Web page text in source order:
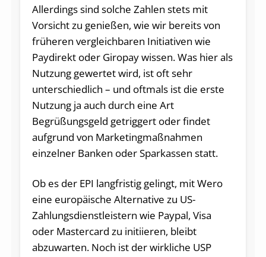
Allerdings sind solche Zahlen stets mit
Vorsicht zu genießen, wie wir bereits von
früheren vergleichbaren Initiativen wie
Paydirekt oder Giropay wissen. Was hier als
Nutzung gewertet wird, ist oft sehr
unterschiedlich – und oftmals ist die erste
Nutzung ja auch durch eine Art
Begrüßungsgeld getriggert oder findet
aufgrund von Marketingmaßnahmen
einzelner Banken oder Sparkassen statt.
Ob es der EPI langfristig gelingt, mit Wero
eine europäische Alternative zu US-
Zahlungsdienstleistern wie Paypal, Visa
oder Mastercard zu initiieren, bleibt
abzuwarten. Noch ist der wirkliche USP